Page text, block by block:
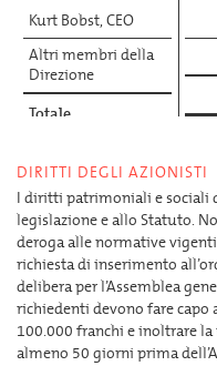
Kurt Bobst, CEO
Altri membri della
Direzione
Totale
DIRITTI DEGLI AZIONISTI
I diritti patrimoniali e sociali
legislazione e allo Statuto.
deroga alle normative
richiesta di inserimento
delibera per l’Assemblea
richiedenti devono fare
100.000 franchi e inoltrare
almeno 50 giorni prima